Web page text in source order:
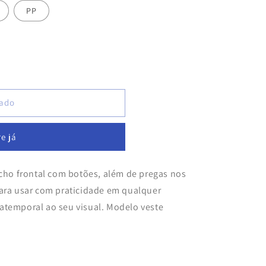
PP
já
frontal com botões, além de pregas nos
usar com praticidade em qualquer
ao seu visual. Modelo veste